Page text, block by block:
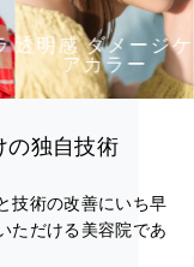
透明感 ダメージケ
アカラー
の独自技術
技術の改善にいち早
ただける美容院であ